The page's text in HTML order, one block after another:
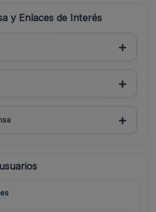
y Enlaces de Interés